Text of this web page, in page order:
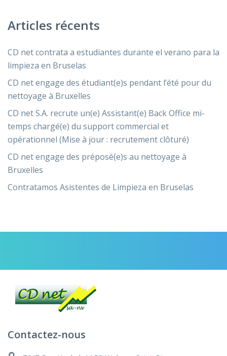
Articles récents
CD net contrata a estudiantes durante el verano para la
limpieza en Bruselas
CD net engage des étudiant(e)s pendant l’été pour du
nettoyage à Bruxelles
CD net S.A. recrute un(e) Assistant(e) Back Office mi-
temps chargé(e) du support commercial et
opérationnel (Mise à jour : recrutement clôturé)
CD net engage des préposé(e)s au nettoyage à
Bruxelles
Contratamos Asistentes de Limpieza en Bruselas
Contactez-nous